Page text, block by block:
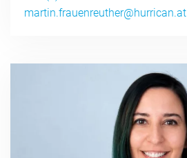
martin.frauenreuther@hurrican.at